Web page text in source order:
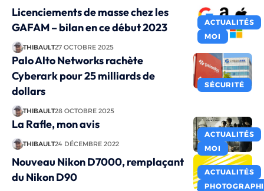
ACTUALITÉS
MOI
Licenciements de masse chez les
GAFAM – bilan en ce début 2023
THIBAULT27 OCTOBRE 2025
SÉCURITÉ
Palo Alto Networks rachète
Cyberark pour 25 milliards de
dollars
THIBAULT28 OCTOBRE 2025
ACTUALITÉS
MOI
La Rafle, mon avis
THIBAULT24 DÉCEMBRE 2022
ACTUALITÉS
Nouveau Nikon D7000, remplaçant
du Nikon D90